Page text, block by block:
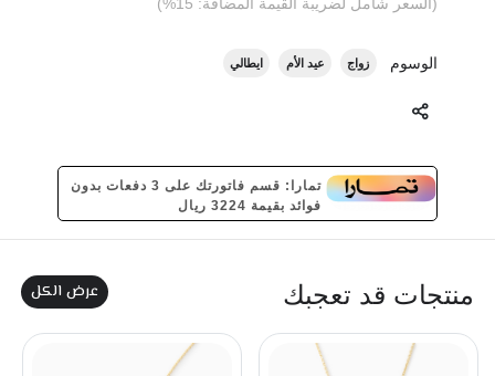
(السعر شامل لضريبة القيمة المضافة: 15%)
الوسوم زواج عيد الأم ايطالي
تمارا: قسم فاتورتك على 3 دفعات بدون
فوائد بقيمة 3224 ريال
منتجات قد تعجبك عرض الكل